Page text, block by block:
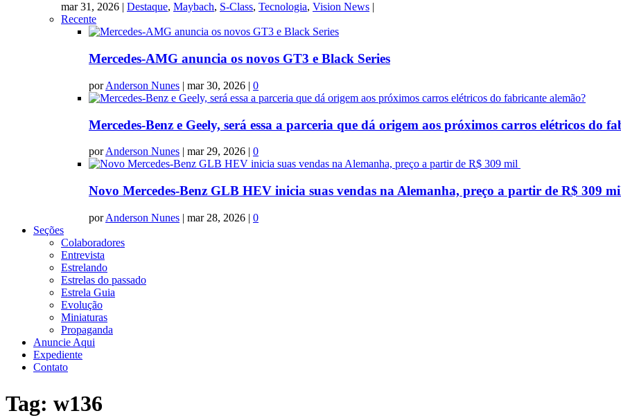
mar 31, 2026 | Destaque, Maybach, S-Class, Tecnologia, Vision News |
Recente
Mercedes-AMG anuncia os novos GT3 e Black Series
porAnderson Nunes | mar 30, 2026 | 0
Mercedes-Benz e Geely, será essa a parceria que dá origem aos próximos carros elétricos do
porAnderson Nunes | mar 29, 2026 | 0
Novo Mercedes-Benz GLB HEV inicia suas vendas na Alemanha, preço a partir de R$ 309
porAnderson Nunes | mar 28, 2026 | 0
Seções
Colaboradores
Entrevista
Estrelando
Estrelas do passado
Estrela Guia
Evolução
Miniaturas
Propaganda
Anuncie Aqui
Expediente
Contato
Tag: w136